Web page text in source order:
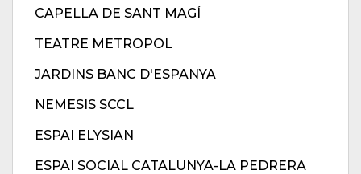
CAPELLA DE SANT MAGÍ
TEATRE METROPOL
JARDINS BANC D'ESPANYA
NEMESIS SCCL
ESPAI ELYSIAN
ESPAI SOCIAL CATALUNYA-LA PEDRERA